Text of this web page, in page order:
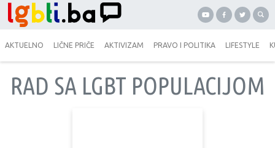
AKTUELNO LIČNE PRIČE AKTIVIZAM PRAVO I POLITIKA LIFESTYLE
RAD SA LGBT POPULACIJOM